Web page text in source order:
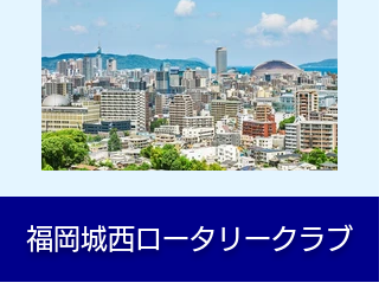
福岡城西ロータリークラブ